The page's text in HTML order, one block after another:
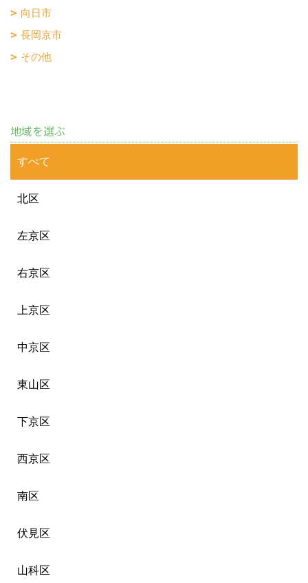
向日市
長岡京市
その他
地域を選ぶ
すべて
北区
左京区
右京区
上京区
中京区
東山区
下京区
西京区
南区
伏見区
山科区